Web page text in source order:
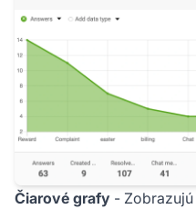
Čiarové grafy -